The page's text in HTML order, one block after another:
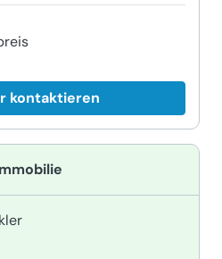
kontaktieren